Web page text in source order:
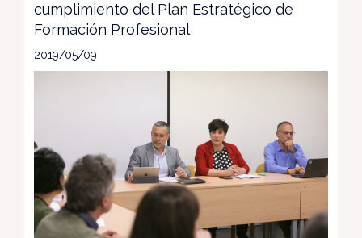
cumplimiento del Plan Estratégico de
Formación Profesional
2019/05/09